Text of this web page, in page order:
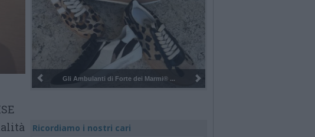
dei Marmi® ... Pulizia del bosco del Rugareto a ...
Ricordiamo i nostri cari